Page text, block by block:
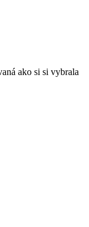
ako si si vybrala